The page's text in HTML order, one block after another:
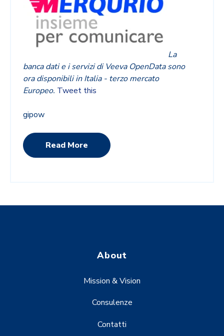
La
banca dati e i servizi di Veeva OpenData sono
ora disponibili in Italia - terzo mercato
Europeo. Tweet this
gipow
Read More
About
Mission & Vision
Consulenze
Contatti